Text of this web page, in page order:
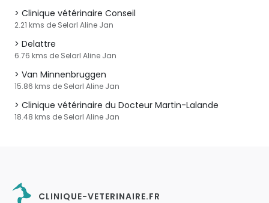
Clinique vétérinaire Conseil
2.21 kms de Selarl Aline Jan
Delattre
6.76 kms de Selarl Aline Jan
Van Minnenbruggen
15.86 kms de Selarl Aline Jan
Clinique vétérinaire du Docteur Martin-Lalande
18.48 kms de Selarl Aline Jan
CLINIQUE-VETERINAIRE.FR